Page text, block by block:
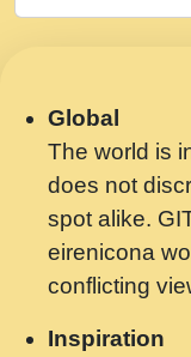
Chahe Ram
मझ अपन
Shri
मन अशांत
Gyananand
मन बध लय
Global
The world is
does not
spot alike.
eirenicona
conflicting
Inspiration